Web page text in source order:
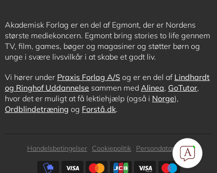
Akademisk Forlag er en del af Egmont, der er Nordens
største mediekoncern. Egmont bring stories to life gennem
TV, film, games, bøger og magasiner og støtter børn og
unge i svære livsvilkår i at skabe et godt liv.
Vi hører under Praxis Forlag A/S og er en del af Lindhardt
og Ringhof Uddannelse sammen med Alinea, GoTutor,
hvor det er muligt at få lektiehjælp (også i Norge),
Ordblindetræning og Forstå.dk.
Subfooter
Handelsbetingelser Cookiepolitik
Persondatapolitik
Subfooter